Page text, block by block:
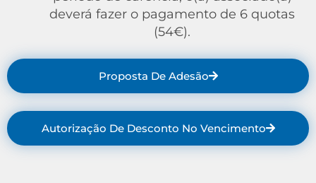
deverá fazer o pagamento de 6 quotas
(54€).
Proposta De Adesão
Autorização De Desconto No Vencimento